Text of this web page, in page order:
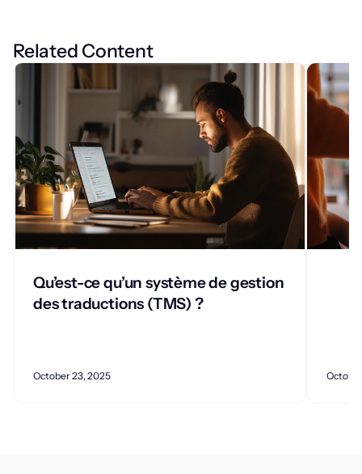
Related Content
Qu’est-ce qu’un système de gestion
des traductions (TMS) ?
October 23, 2025